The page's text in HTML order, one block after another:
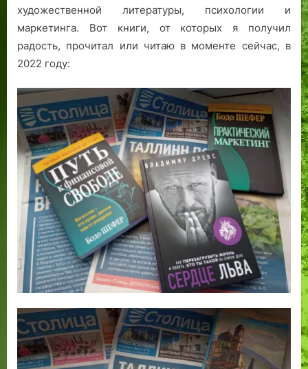
художественной литературы, психологии и
маркетинга. Вот книги, от которых я получил
радость, прочитал или читаю в моменте сейчас, в
2022 году: